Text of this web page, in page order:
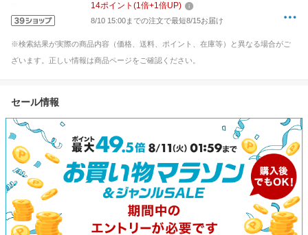
14ポイント (1倍+1倍UP)
8/10 15:00までの注文で最短8/15お届け
※検索結果が実際の商品内容（価格、送料、ポイント、在庫等）と異なる場合がご
ざいます。正しい情報は商品ページをご確認ください。
セール情報